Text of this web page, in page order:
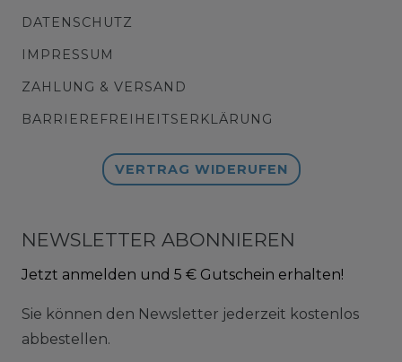
DATENSCHUTZ
IMPRESSUM
ZAHLUNG & VERSAND
BARRIEREFREIHEITSERKLÄRUNG
VERTRAG WIDERUFEN
NEWSLETTER ABONNIEREN
Jetzt anmelden und 5 € Gutschein erhalten!
Sie können den Newsletter jederzeit kostenlos
abbestellen.